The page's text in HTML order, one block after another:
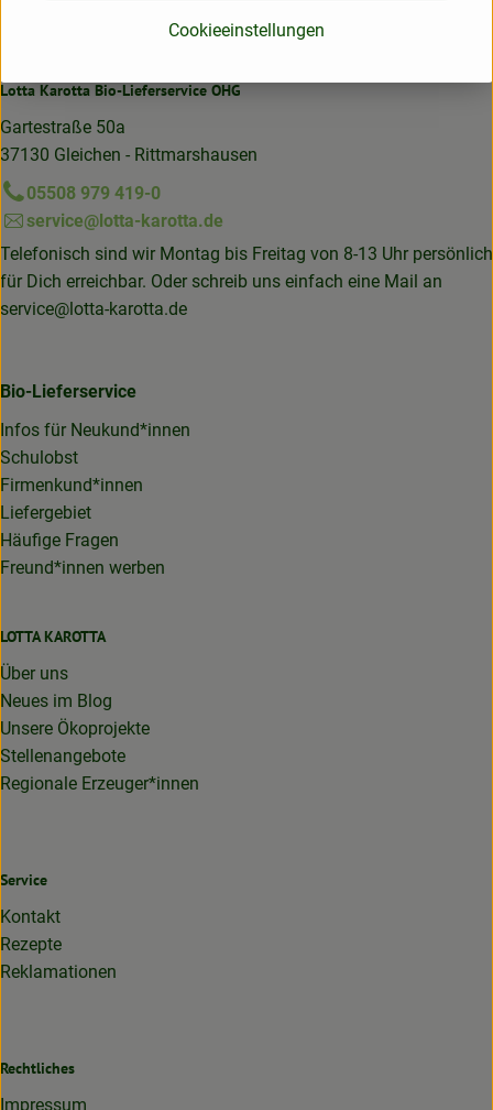
Lotta Karotta Bio-Lieferservice OHG
Gartestraße 50a
37130 Gleichen - Rittmarshausen
05508 979 419-0
service@lotta-karotta.de
Telefonisch sind wir Montag bis Freitag von 8-13 Uhr persönlich
für Dich erreichbar. Oder schreib uns einfach eine Mail an
service@lotta-karotta.de
Bio-Lieferservice
Infos für Neukund*innen
Schulobst
Firmenkund*innen
Liefergebiet
Häufige Fragen
Freund*innen werben
LOTTA KAROTTA
Über uns
Neues im Blog
Unsere Ökoprojekte
Stellenangebote
Regionale Erzeuger*innen
Service
Kontakt
Rezepte
Reklamationen
Rechtliches
Impressum
Cookieeinstellungen